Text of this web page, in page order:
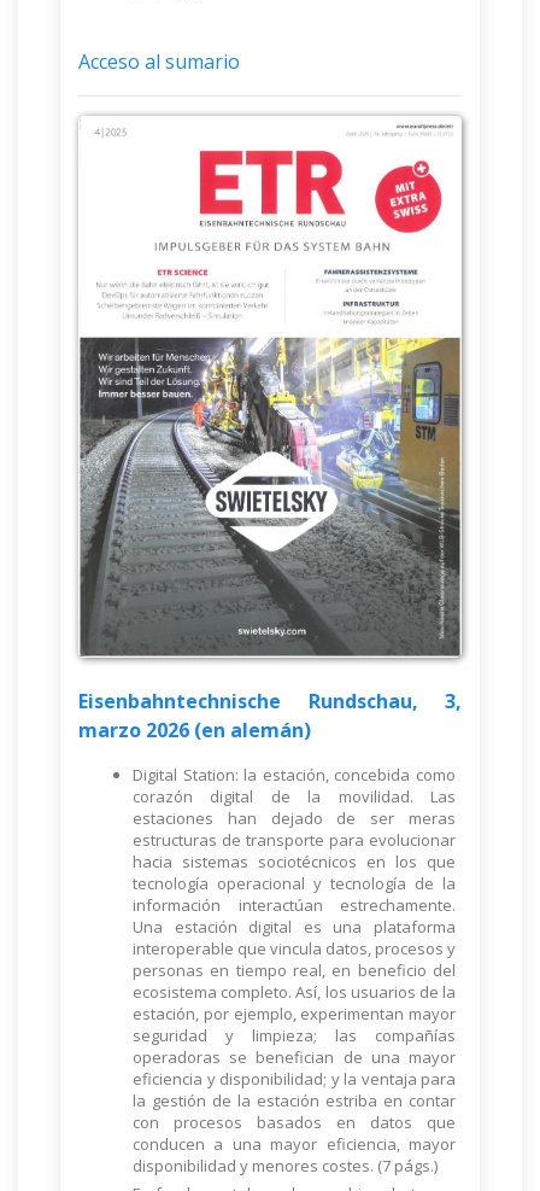
Acceso al sumario
Eisenbahntechnische Rundschau, 3,
marzo 2026 (en alemán)
Digital Station: la estación, concebida como
corazón digital de la movilidad. Las
estaciones han dejado de ser meras
estructuras de transporte para evolucionar
hacia sistemas sociotécnicos en los que
tecnología operacional y tecnología de la
información interactúan estrechamente.
Una estación digital es una plataforma
interoperable que vincula datos, procesos y
personas en tiempo real, en beneficio del
ecosistema completo. Así, los usuarios de la
estación, por ejemplo, experimentan mayor
seguridad y limpieza; las compañías
operadoras se benefician de una mayor
eficiencia y disponibilidad; y la ventaja para
la gestión de la estación estriba en contar
con procesos basados en datos que
conducen a una mayor eficiencia, mayor
disponibilidad y menores costes. (7 págs.)